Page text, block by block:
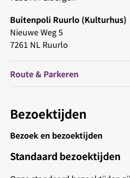
Buitenpoli Ruurlo (Kulturhus)
Nieuwe Weg 5
7261 NL Ruurlo
Route & Parkeren
Bezoektijden
Bezoek en bezoektijden
Standaard bezoektijden